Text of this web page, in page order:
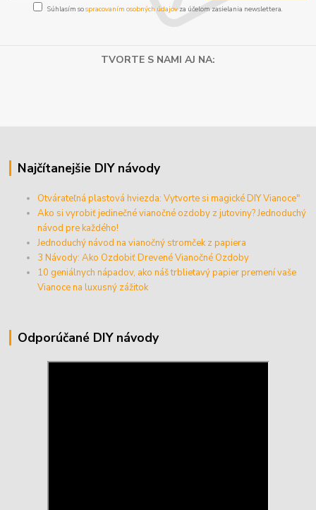
Súhlasím sospracovaním osobných údajov za účelom zasielania newslettera.
TVORTE S NAMI AJ NA:
Najčítanejšie DIY návody
Otvárateľná plastová hviezda: Vytvorte si magické DIY Vianoce"
Ako si vyrobiť jedinečné vianočné ozdoby z jutoviny? Jednoduchý
návod pre každého!
Jednoduchý návod na vianočný stromček z papiera
3 Návody: Ako Ozdobiť Drevené Vianočné Ozdoby
10 geniálnych nápadov, ako náš trblietavý papier premení vaše
Vianoce na luxusný zážitok
Odporúčané DIY návody